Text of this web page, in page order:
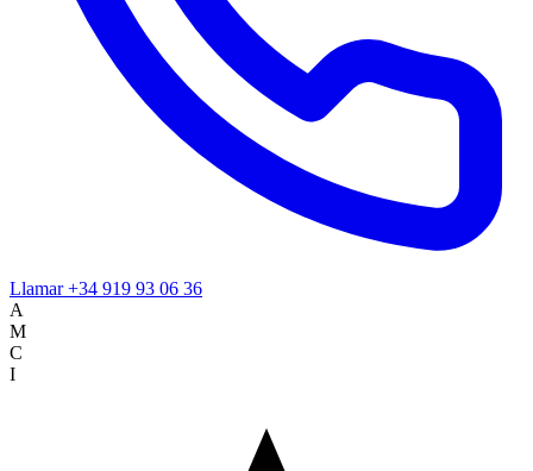
Llamar+34 919 93 06 36
A
M
C
I